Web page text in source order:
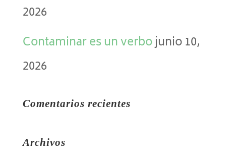
2026
Contaminar es un verbojunio 10,
2026
Comentarios recientes
Archivos